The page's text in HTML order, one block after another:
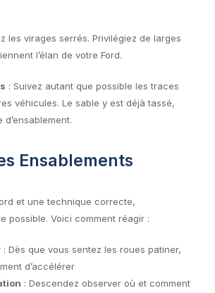
les virages serrés. Privilégiez de larges
l’élan de votre Ford.
: Suivez autant que possible les traces
véhicules. Le sable y est déjà tassé,
Ensablements
et une technique correcte,
possible. Voici comment réagir :
: Dès que vous sentez les roues patiner,
d’accélérer
: Descendez observer où et comment